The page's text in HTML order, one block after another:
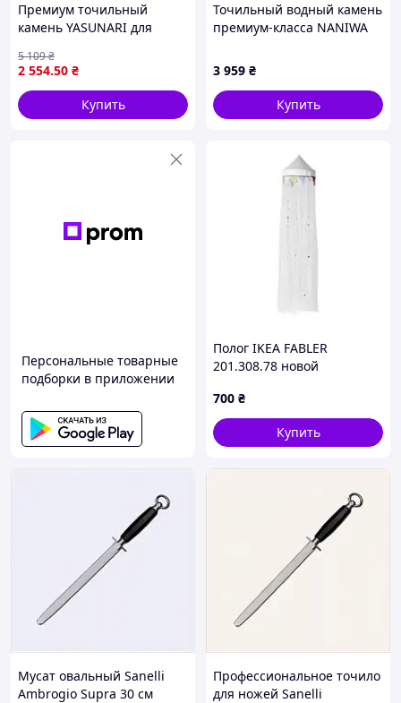
Премиум точильный
камень YASUNARI для
идеален для
профессионалов
2 554.50 ₴
5 109₴
Купить
Точильный водный камень
премиум-класса NANIWA
Stonegrit 3000
3 959 ₴
Купить
Персональные товарные
подборки в приложении
Полог IKEA FABLER
201.308.78 новой
700 ₴
Купить
Мусат овальный Sanelli
Ambrogio Supra 30 см
Профессиональное точило
для ножей Sanelli